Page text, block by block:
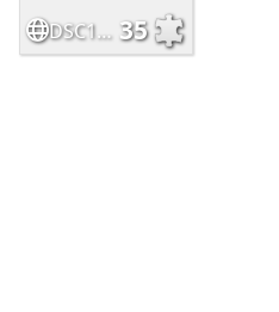
DSC1085 35